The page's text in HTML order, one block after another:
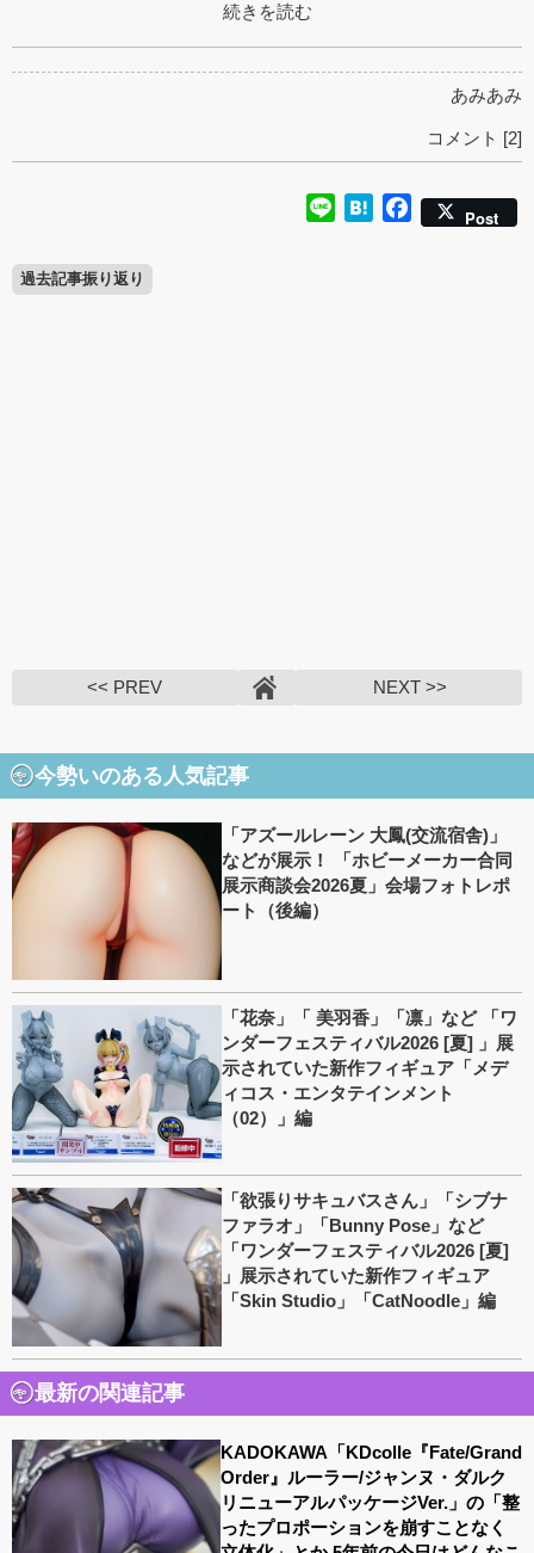
続きを読む
あみあみ
コメント [2]
Line HatenaFacebook
Post
過去記事振り返り
<< PREV NEXT >>
今勢いのある人気記事
「アズールレーン 大鳳(交流宿舎)」
などが展示！ 「ホビーメーカー合同
展示商談会2026夏」会場フォトレポ
ート（後編）
「花奈」「 美羽香」「凛」など 「ワ
ンダーフェスティバル2026 [夏] 」展
示されていた新作フィギュア「メデ
ィコス・エンタテインメント
（02）」編
「欲張りサキュバスさん」「シブナ
ファラオ」「Bunny Pose」など
「ワンダーフェスティバル2026 [夏]
」展示されていた新作フィギュア
「Skin Studio」「CatNoodle」編
最新の関連記事
KADOKAWA「KDcolle『Fate/Grand
Order』ルーラー/ジャンヌ・ダルク
リニューアルパッケージVer.」の「整
ったプロポーションを崩すことなく